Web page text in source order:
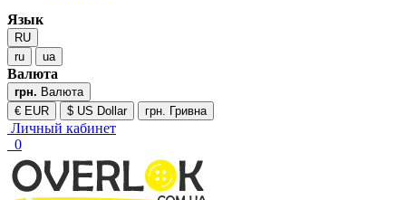
Язык
RU
ru
ua
Валюта
грн. Валюта
€ EUR
$ US Dollar грн. Гривна
Личный кабинет
0